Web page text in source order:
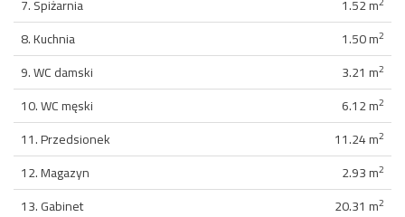
7. Spiżarnia 1.52 m
8. Kuchnia 1.50 m2
9. WC damski 3.21 m2
10. WC męski 6.12 m2
11. Przedsionek 11.24 m2
12. Magazyn 2.93 m2
13. Gabinet 20.31 m2